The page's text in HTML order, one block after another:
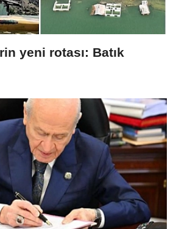
yeni rotası: Batık